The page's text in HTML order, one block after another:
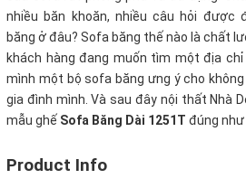
nhiều băn khoăn, nhiều câu hỏi
băng ở đâu? Sofa băng thế nào là chất
khách hàng đang muốn tìm một địa
mình một bộ sofa băng ưng ý cho
gia đình mình. Và sau đây nội thất Nhà
mẫu ghế Sofa Băng Dài 1251T đúng
Product Info